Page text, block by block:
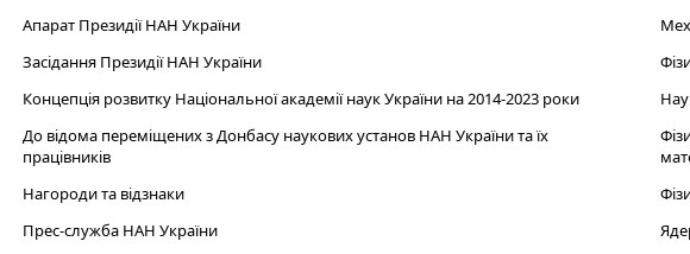
Апарат Президії НАН України
Засідання Президії НАН України
Концепція розвитку Національної академії наук України на 2014-2023 роки
До відома переміщених з Донбасу наукових установ НАН України та їх
працівників
Нагороди та відзнаки
Прес-служба НАН України